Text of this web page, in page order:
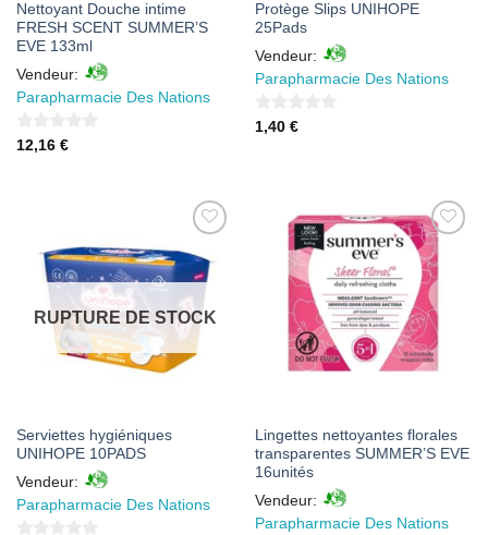
Nettoyant Douche intime
FRESH SCENT SUMMER’S
EVE 133ml
Vendeur:
Parapharmacie Des Nations
0
12,16 €
Protège Slips UNIHOPE
25Pads
Vendeur:
Parapharmacie Des Nations
0
1,40 €
AJOUTER
À MES
RUPTURE DE STOCK
Serviettes hygiéniques
UNIHOPE 10PADS
Vendeur:
Parapharmacie Des Nations
AJOUTER
À MES
FAVORIS
Lingettes nettoyantes florales
transparentes SUMMER’S EVE
16unités
Vendeur:
Parapharmacie Des Nations